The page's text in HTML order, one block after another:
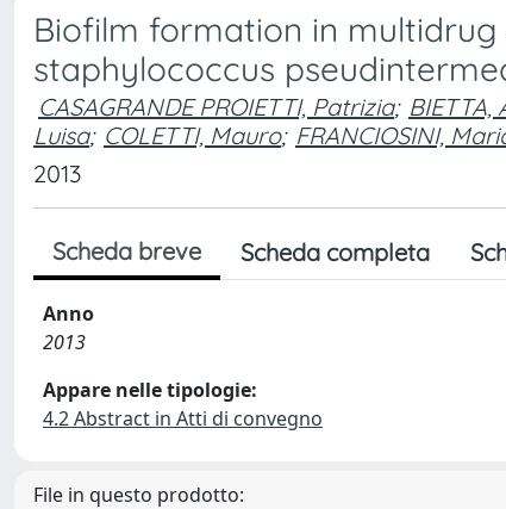
Biofilm formation in
staphylococcus
CASAGRANDE PROIETTI, Patrizia; BIETTA,
Luisa; COLETTI, Mauro; FRANCIOSINI,
2013
Scheda breve Scheda completa
Anno
2013
Appare nelle tipologie:
4.2 Abstract in Atti di convegno
File in questo prodotto: